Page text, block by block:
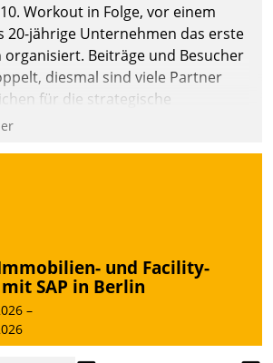
Workout in Folge, vor einem
20-jährige Unternehmen das erste
Beiträge und Besucher
diesmal sind viele Partner
für die strategische
Kunden.
und Facility-
SAP in Berlin
–